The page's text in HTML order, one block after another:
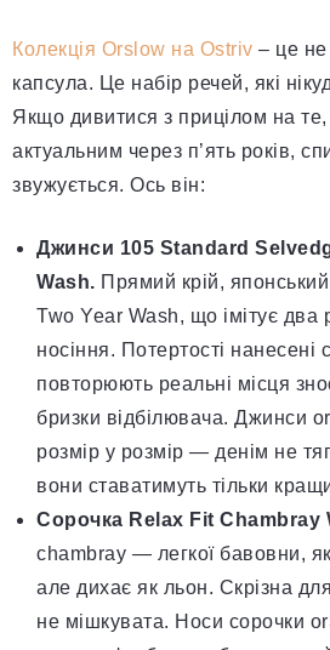
Колекція Orslow на Ostriv – це не
капсула. Це набір речей, які
Якщо дивитися з прицілом на
актуальним через п’ять років,
звужується. Ось він:
Джинси 105 Standard
Wash. Прямий крій,
Two Year Wash, що імітує два
носіння. Потертості нанесені
повторюють реальні місця
бризки відбілювача. Джинси
розмір у розмір — денім не
вони ставатимуть тільки
Сорочка Relax Fit Chambray
chambray — легкої бавовни,
але дихає як льон. Скрізна
не мішкувата. Носи сорочки